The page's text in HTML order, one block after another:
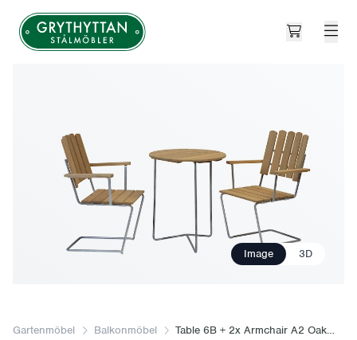
Open
Image 3D
Gartenmöbel Balkonmöbel Table 6B + 2x Armchair A2 Oak/hot